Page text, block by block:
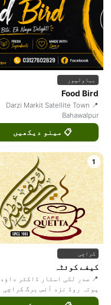
بہاولپور
Food Bird
📍 Darzi Markit Satellite Town
Bahawalpur
📋 مینو دیکھیں
1
کراچی
کیفے کوئٹہ
📍 صدر لکی اسٹار ڈاکٹر داؤد
پوتہ روڈ نزد آئس برگ کراچی